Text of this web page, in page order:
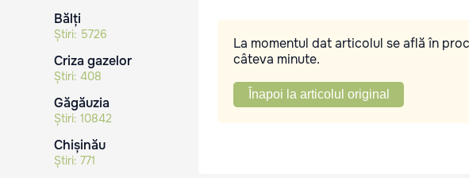
Bălți
Știri: 5726
Criza gazelor
Știri: 408
Găgăuzia
Știri: 10842
Chișinău
Știri: 771
La momentul dat articolul se află în
câteva minute.
Înapoi la articolul original